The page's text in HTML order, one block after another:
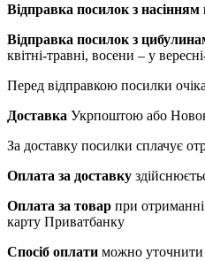
Відправка посилок з насінням
Відправка посилок з
квітні-травні, восени – у
Перед відправкою посилки
Доставка Укрпоштою або
За доставку посилки сплачує
Оплата за доставку
Оплата за товар при отриманні
карту Приватбанку
Спосіб оплати можно уточнити